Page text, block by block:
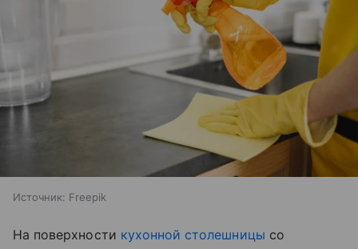
Источник: Freepik
На поверхности кухонной столешницы со